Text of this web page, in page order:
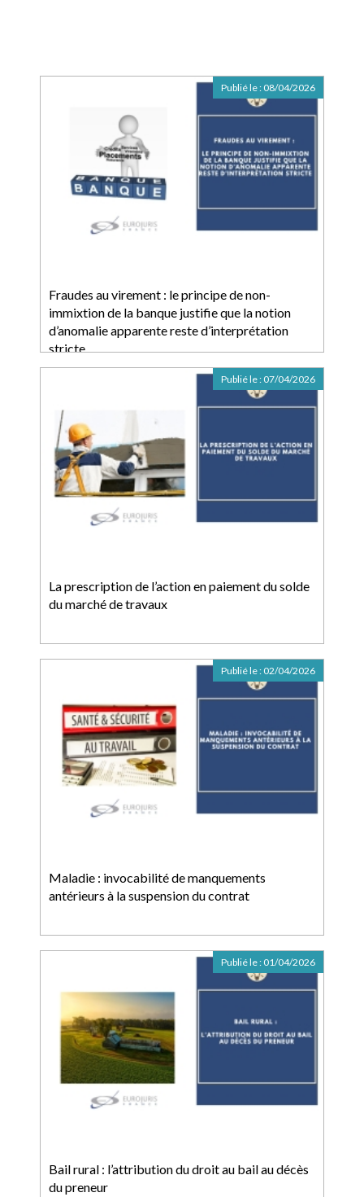
Fraudes au virement : le principe de non-
immixtion de la banque justifie que la notion
d’anomalie apparente reste d’interprétation
stricte
Publié le : 08/04/2026
La prescription de l’action en paiement du solde
du marché de travaux
Publié le : 07/04/2026
Maladie : invocabilité de manquements
antérieurs à la suspension du contrat
Publié le : 02/04/2026
Bail rural : l’attribution du droit au bail au décès
du preneur
Publié le : 01/04/2026